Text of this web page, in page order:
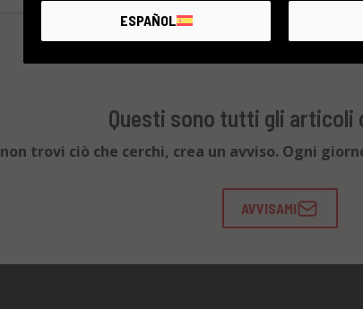
Questi sono tutti gli articoli
non trovi ciò che cerchi, crea un avviso. Ogni
AVVISAMI
ESPAÑOL